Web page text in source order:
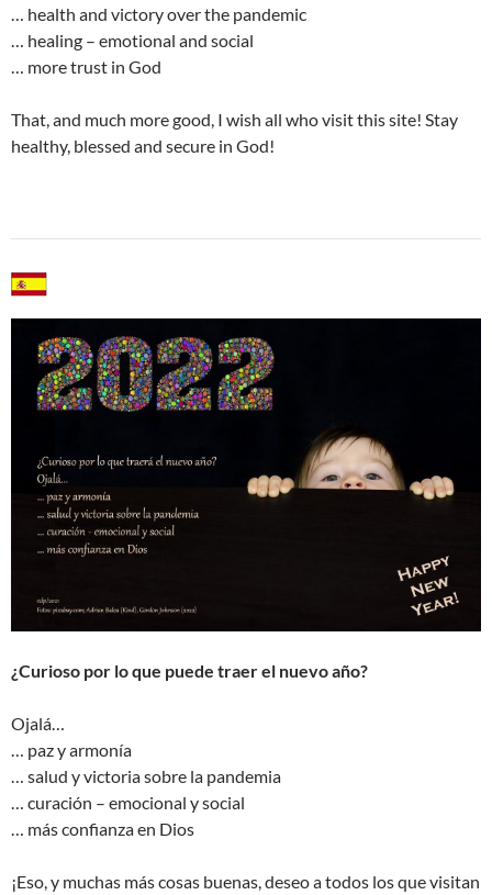
… health and victory over the pandemic
… healing – emotional and social
… more trust in God
That, and much more good, I wish all who visit this site! Stay
healthy, blessed and secure in God!
¿Curioso por lo que puede traer el nuevo año?
Ojalá…
… paz y armonía
… salud y victoria sobre la pandemia
… curación – emocional y social
… más confianza en Dios
¡Eso, y muchas más cosas buenas, deseo a todos los que visitan